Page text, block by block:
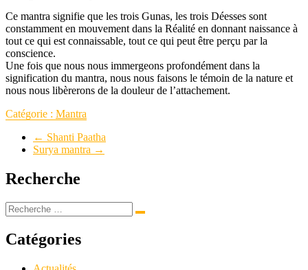
Ce mantra signifie que les trois Gunas, les trois Déesses sont
constamment en mouvement dans la Réalité en donnant naissance à
tout ce qui est connaissable, tout ce qui peut être perçu par la
conscience.
Une fois que nous nous immergeons profondément dans la
signification du mantra, nous nous faisons le témoin de la nature et
nous nous libèrerons de la douleur de l’attachement.
Catégorie : Mantra
← Shanti Paatha
Surya mantra →
Recherche
Catégories